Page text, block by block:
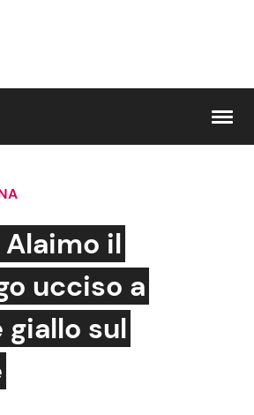
Gossip e TV
Bellezze VIP
il
ucciso a
giallo sul